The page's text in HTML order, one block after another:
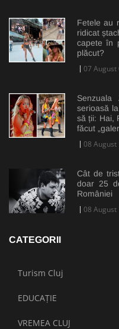
Fetele au
ridicat
capete în
plăcut?
07 August
serioasă
să ții: Hai,
făcut
08 August
Cât de
doar 25
României
08 August
CATEGORII
Turism Cluj
EDUCAȚIE
VREMEA CLUJ